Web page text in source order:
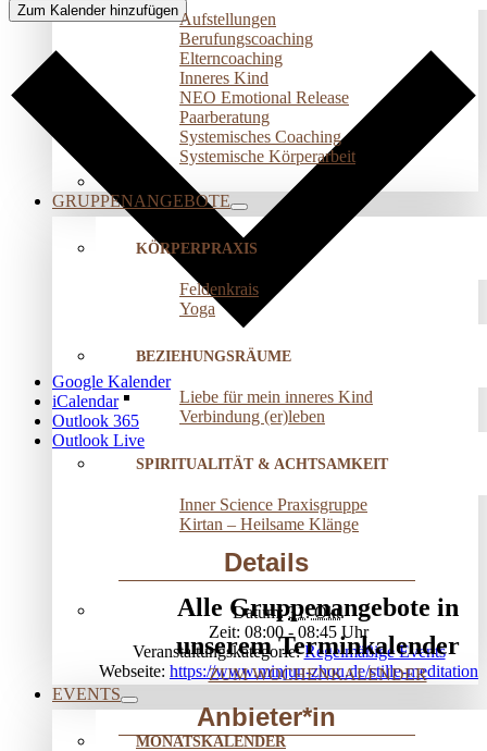
Aufstellungen
Berufungscoaching
Elterncoaching
Inneres Kind
NEO Emotional Release
Paarberatung
Systemisches Coaching
Systemische Körperarbeit
GRUPPENANGEBOTE
KÖRPERPRAXIS
Feldenkrais
Yoga
BEZIEHUNGSRÄUME
Liebe für mein inneres Kind
Verbindung (er)leben
SPIRITUALITÄT & ACHTSAMKEIT
Inner Science Praxisgruppe
Kirtan – Heilsame Klänge
Alle Gruppenangebote in
unserem Terminkalender
ZUM WOCHENKALENDER
EVENTS
MONATSKALENDER
Zum Kalender hinzufügen
Google Kalender
iCalendar
Outlook 365
Outlook Live
Details
Datum: 31. Okt.
Zeit: 08:00 - 08:45
Veranstaltungskategorie: Regelmäßige Events
Webseite: https://www.minjun-zhou.de/stille-meditation
Anbieter*in